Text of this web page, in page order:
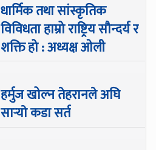
धार्मिक तथा सांस्कृतिक
विविधता हाम्रो राष्ट्रिय सौन्दर्य र
शक्ति हो : अध्यक्ष ओली
हर्मुज खोल्न तेहरानले अघि
सार्‍याे कडा सर्त